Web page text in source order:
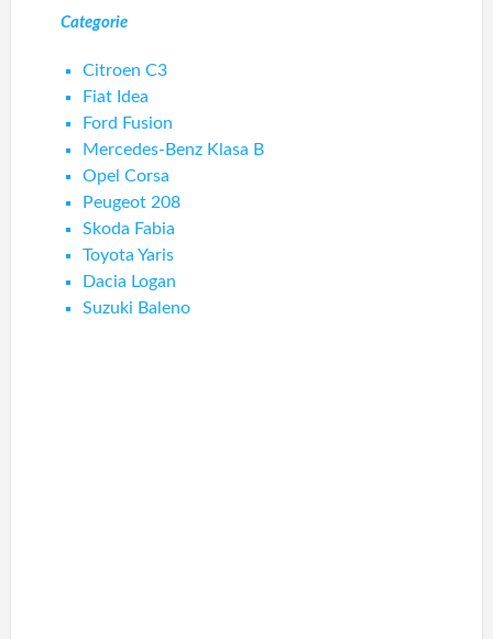
Categorie
Citroen C3
Fiat Idea
Ford Fusion
Mercedes-Benz Klasa B
Opel Corsa
Peugeot 208
Skoda Fabia
Toyota Yaris
Dacia Logan
Suzuki Baleno